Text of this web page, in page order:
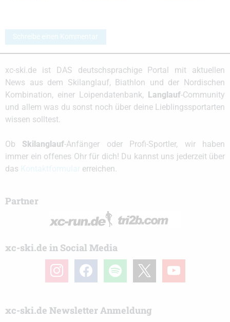
Schreibe einen Kommentar
xc-ski.de ist DAS deutschsprachige Portal mit aktuellen
News aus dem Skilanglauf, Biathlon und der Nordischen
Kombination, einer Loipendatenbank, Langlauf-Community
und allem was du sonst noch über deine Lieblingssportarten
wissen solltest.
Ob Skilanglauf-Anfänger oder Profi-Sportler, wir haben
immer ein offenes Ohr für dich! Du kannst uns jederzeit über
das
erreichen.
Partner
xc-ski.de in Social Media
instagramfacebook spotify youtube
xc-ski.de Newsletter Anmeldung